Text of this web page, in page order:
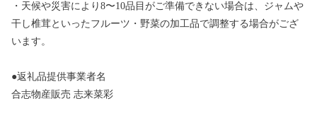
・天候や災害により8〜10品目がご準備できない場合は、ジャムや
干し椎茸といったフルーツ・野菜の加工品で調整する場合がござ
います。
●返礼品提供事業者名
合志物産販売 志来菜彩